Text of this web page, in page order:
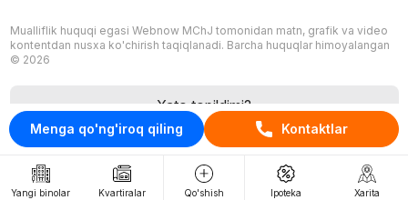
Menga qo'ng'iroq qiling Kontaktlar
Yangi binolar Kvartiralar Qo'shish Ipoteka Xarita
Mualliflik huquqi egasi Webnow MChJ tomonidan matn, grafik va video
kontentdan nusxa ko'chirish taqiqlanadi. Barcha huquqlar himoyalangan
© 2026
Xato topildimi?